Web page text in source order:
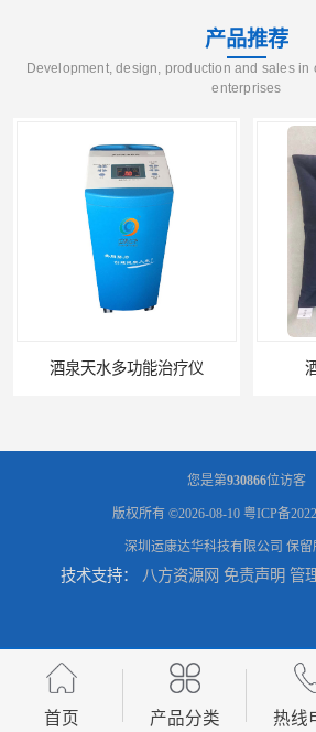
产品推荐
Development, design, production and sales in
enterprises
酒泉天水多功能治疗仪
中药提速增效垫渗透液哪家好 兰州
您是第930866位访客
版权所有 ©2026-08-10 粤ICP备
深圳运康达华科技有限公司 保留
技术支持： 八方资源网 免责声明 管
首页 产品分类 热线